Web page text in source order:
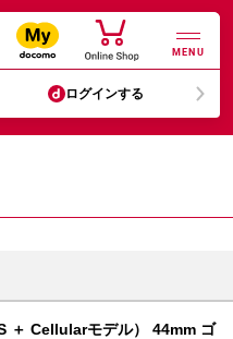
MENU
ログインする
＋ Cellularモデル） 44mm ゴ